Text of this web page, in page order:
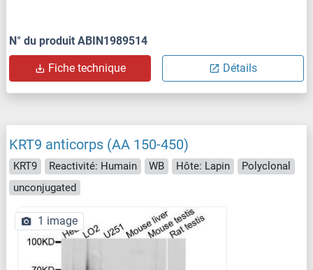
N° du produit ABIN1989514
Fiche technique Détails
KRT9 anticorps (AA 150-450)
KRT9 Reactivité: Humain WB Hôte: Lapin
Polyclonal
unconjugated
1 image